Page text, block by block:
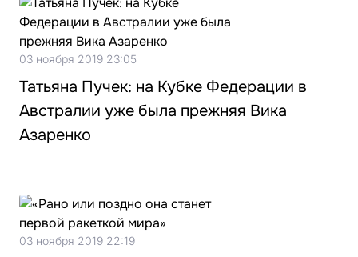
03 ноября 2019 23:05
Татьяна Пучек: на Кубке Федерации в
Австралии уже была прежняя Вика
Азаренко
03 ноября 2019 22:19